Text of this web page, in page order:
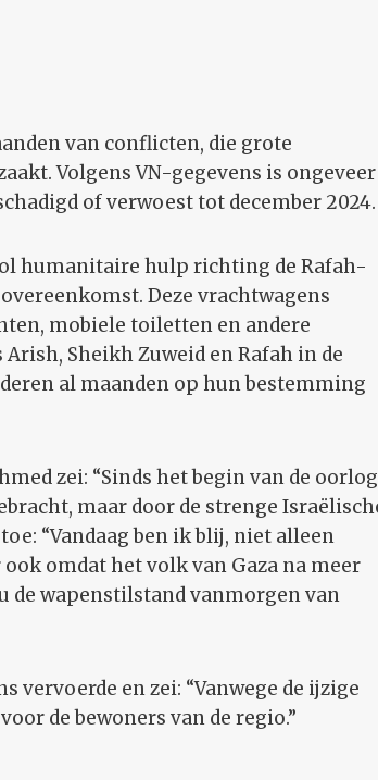
van conflicten, die grote
Volgens VN-gegevens is ongeveer
of verwoest tot december 2024.
humanitaire hulp richting de Rafah-
Deze vrachtwagens
mobiele toiletten en andere
Sheikh Zuweid en Rafah in de
al maanden op hun bestemming
zei: “Sinds het begin van de oorlog
maar door de strenge
“Vandaag ben ik blij, niet alleen
omdat het volk van Gaza na meer
de wapenstilstand vanmorgen van
vervoerde en zei: “Vanwege de ijzige
de bewoners van de regio.”